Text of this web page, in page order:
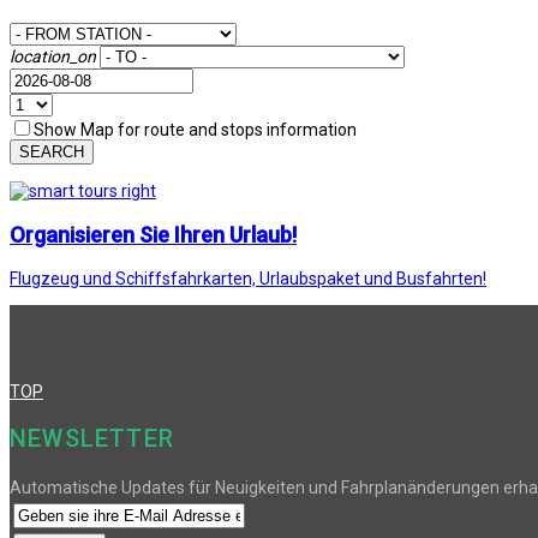
location_on
Show Map for route and stops information
SEARCH
Organisieren Sie Ihren Urlaub!
Flugzeug und Schiffsfahrkarten, Urlaubspaket und Busfahrten!
TOP
NEWSLETTER
Automatische Updates für Neuigkeiten und Fahrplanänderungen